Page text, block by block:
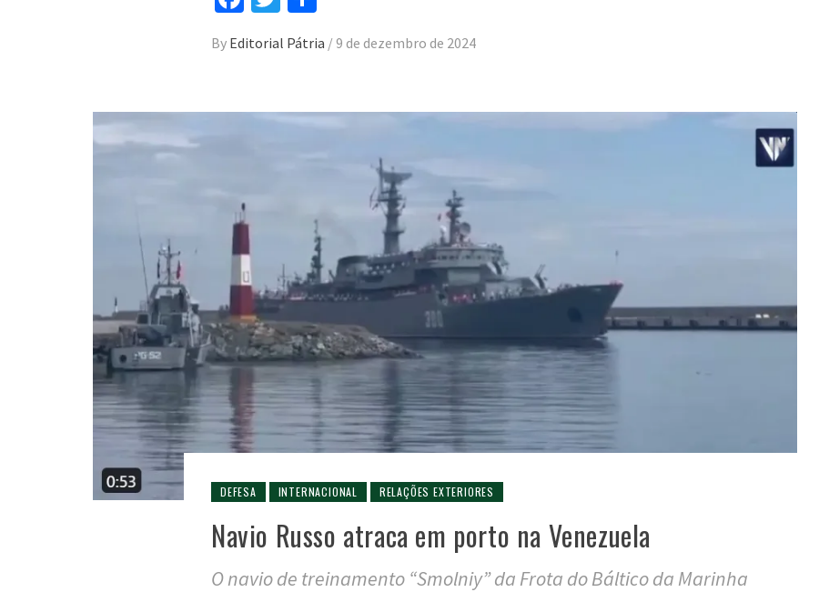
By Editorial Pátria /9 de dezembro de 2024
DEFESA INTERNACIONAL RELAÇÕES EXTERIORES
Navio Russo atraca em porto na Venezuela
O navio de treinamento “Smolniy” da Frota do Báltico da Marinha